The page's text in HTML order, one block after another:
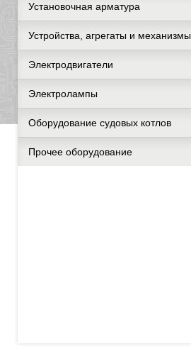
Установочная арматура
Устройства, агрегаты и механизмы
Электродвигатели
Электролампы
Оборудование судовых котлов
Прочее оборудование